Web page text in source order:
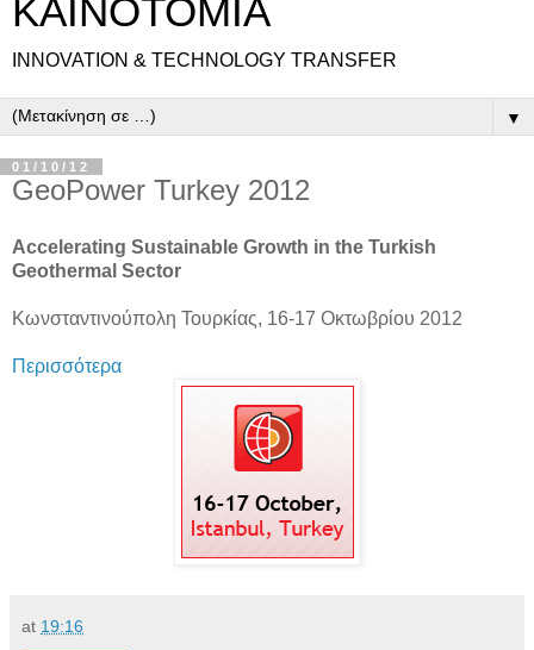
ΚΑΙΝΟΤΟΜΙΑ
INNOVATION & TECHNOLOGY TRANSFER
▼
01/10/12
GeoPower Turkey 2012
Accelerating Sustainable Growth in the Turkish
Geothermal Sector
Κωνσταντινούπολη Τουρκίας, 16-17 Οκτωβρίου 2012
Περισσότερα
at 19:16